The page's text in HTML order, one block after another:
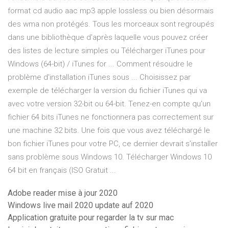
format cd audio aac mp3 apple lossless ou bien désormais
des wma non protégés. Tous les morceaux sont regroupés
dans une bibliothèque d'après laquelle vous pouvez créer
des listes de lecture simples ou Télécharger iTunes pour
Windows (64-bit) / iTunes for ... Comment résoudre le
problème d'installation iTunes sous ... Choisissez par
exemple de télécharger la version du fichier iTunes qui va
avec votre version 32-bit ou 64-bit. Tenez-en compte qu’un
fichier 64 bits iTunes ne fonctionnera pas correctement sur
une machine 32 bits. Une fois que vous avez téléchargé le
bon fichier iTunes pour votre PC, ce dernier devrait s’installer
sans problème sous Windows 10. Télécharger Windows 10
64 bit en français (ISO Gratuit ...
Adobe reader mise à jour 2020
Windows live mail 2020 update auf 2020
Application gratuite pour regarder la tv sur mac